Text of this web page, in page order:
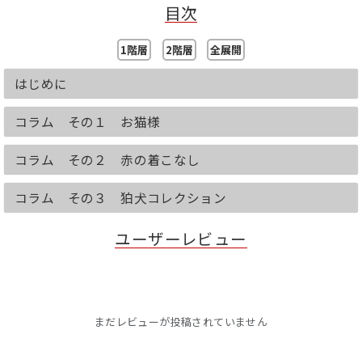
登場する石仏は、国宝・重文級の仏像で
はなく、
寺の片隅や道端にたたずむ身近な仏さ
ま。
ジオ出演も多い、
寺と神社の旅研究家の吉田さらさ氏が撮
影・選び抜いた
お地蔵さまが満載です。
★お気に入りのお地蔵さまに会いに行け
る、便利マップ付き！
目次
1階層 2階層 全展開
はじめに
コラム その１ お猫様
コラム その２ 赤の着こなし
コラム その３ 狛犬コレクション
ユーザーレビュー
まだレビューが投稿されていません